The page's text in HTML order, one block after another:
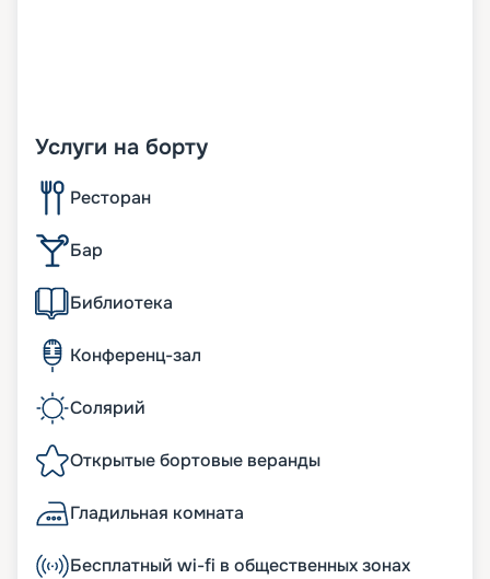
Услуги на борту
Ресторан
Бар
Библиотека
Конференц-зал
Солярий
Открытые бортовые веранды
Гладильная комната
Бесплатный wi-fi в общественных зонах